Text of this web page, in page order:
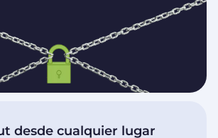
desde cualquier lugar